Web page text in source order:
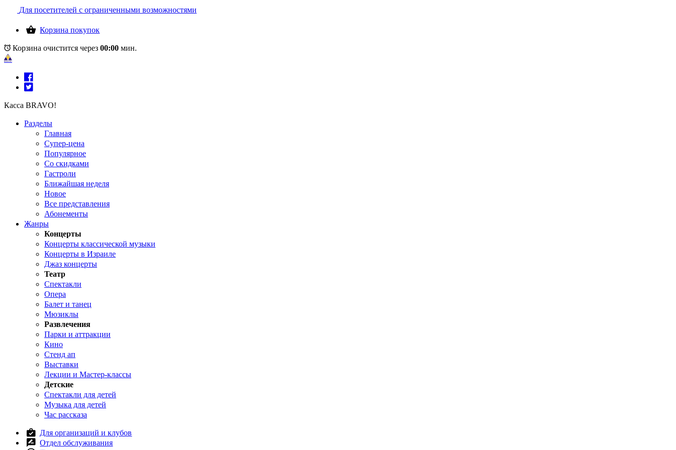
Для посетителей с ограниченными возможностями
Корзина покупок
Корзина очистится через 00:00 мин.
Касса BRAVO!
Разделы
Главная
Супер-цена
Популярное
Со скидками
Гастроли
Ближайшая неделя
Новое
Все представления
Абонементы
Жанры
Концерты
Концерты классической музыки
Концерты в Израиле
Джаз концерты
Театр
Спектакли
Опера
Балет и танец
Мюзиклы
Развлечения
Парки и аттракции
Кино
Стенд ап
Выставки
Лекции и Мастер-классы
Детские
Спектакли для детей
Музыка для детей
Час рассказа
Для организаций и клубов
Отдел обслуживания